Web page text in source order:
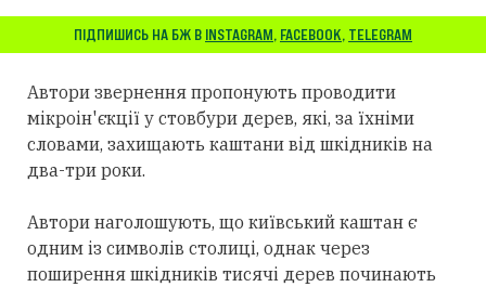
ПІДПИШИСЬ НА БЖ В INSTAGRAM, FACEBOOK, TELEGRAM
Автори звернення пропонують проводити
мікроін'єкції у стовбури дерев, які, за їхніми
словами, захищають каштани від шкідників на
два-три роки.
Автори наголошують, що київський каштан є
одним із символів столиці, однак через
поширення шкідників тисячі дерев починають